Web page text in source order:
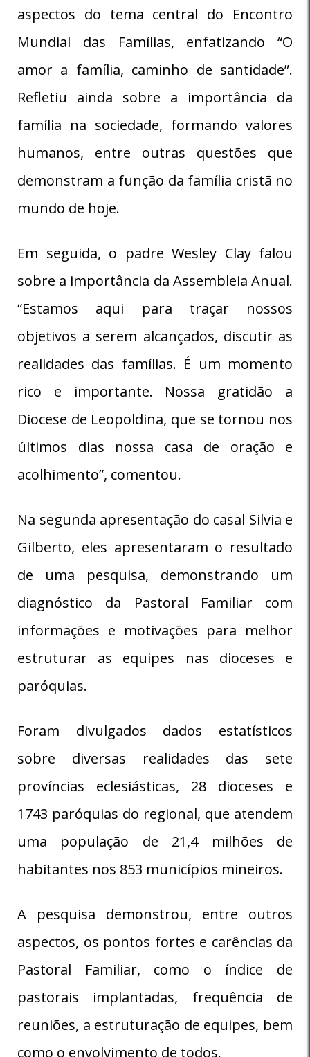
aspectos do tema central do Encontro
Mundial das Famílias, enfatizando “O
amor a família, caminho de santidade”.
Refletiu ainda sobre a importância da
família na sociedade, formando valores
humanos, entre outras questões que
demonstram a função da família cristã no
mundo de hoje.
Em seguida, o padre Wesley Clay falou
sobre a importância da Assembleia Anual.
“Estamos aqui para traçar nossos
objetivos a serem alcançados, discutir as
realidades das famílias. É um momento
rico e importante. Nossa gratidão a
Diocese de Leopoldina, que se tornou nos
últimos dias nossa casa de oração e
acolhimento”, comentou.
Na segunda apresentação do casal Silvia e
Gilberto, eles apresentaram o resultado
de uma pesquisa, demonstrando um
diagnóstico da Pastoral Familiar com
informações e motivações para melhor
estruturar as equipes nas dioceses e
paróquias.
Foram divulgados dados estatísticos
sobre diversas realidades das sete
províncias eclesiásticas, 28 dioceses e
1743 paróquias do regional, que atendem
uma população de 21,4 milhões de
habitantes nos 853 municípios mineiros.
A pesquisa demonstrou, entre outros
aspectos, os pontos fortes e carências da
Pastoral Familiar, como o índice de
pastorais implantadas, frequência de
reuniões, a estruturação de equipes, bem
como o envolvimento de todos.